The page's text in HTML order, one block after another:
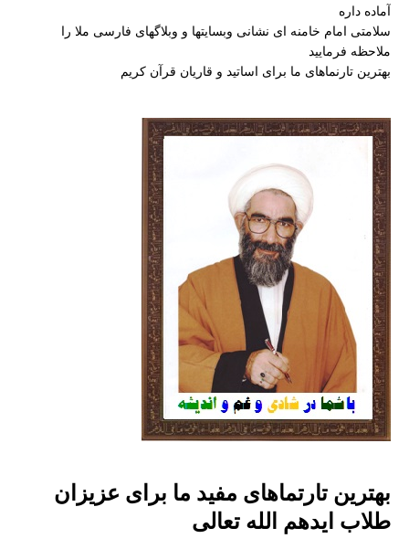
آماده داره
سلامتی امام خامنه ای نشانی وبسایتها و وبلاگهای فارسی ملا را
ملاحظه فرمایید
بهترین تارنماهای ما برای اساتید و قاریان قرآن کریم
بهترین تارتماهای مفید ما برای عزیزان
طلاب ایدهم الله تعالی